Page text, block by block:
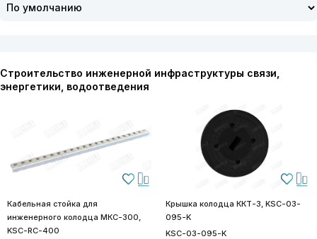
Строительство инженерной инфраструктуры связи,
энергетики, водоотведения
Кабельная стойка для
инженерного колодца МКС-300,
KSC-RC-400
Крышка колодца ККТ-3, KSC-03-
095-K
KSC-03-095-K